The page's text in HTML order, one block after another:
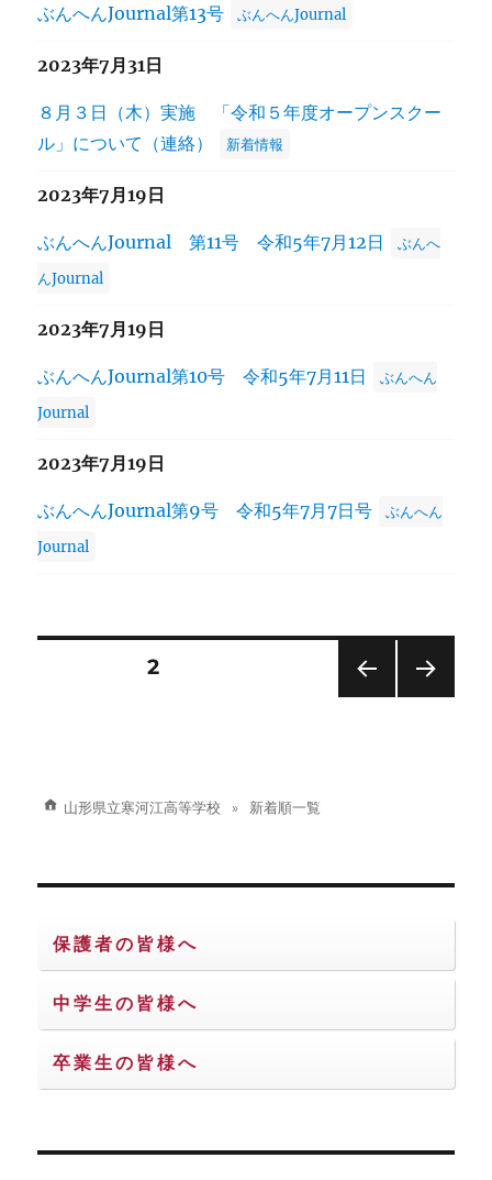
ぶんへんJournal第13号 ぶんへんJournal
2023年7月31日
８月３日（木）実施 「令和５年度オープンスクー
ル」について（連絡）
新着情報
2023年7月19日
ぶんへんJournal 第11号 令和5年7月12日
ぶんへ
んJournal
2023年7月19日
ぶんへんJournal第10号 令和5年7月11日
ぶんへん
Journal
2023年7月19日
ぶんへんJournal第9号 令和5年7月7日号
ぶんへん
Journal
ペ
ー
ジ
送
り
固定ページ2
山形県立寒河江高等学校 新着順一覧
保護者の皆様へ
中学生の皆様へ
卒業生の皆様へ